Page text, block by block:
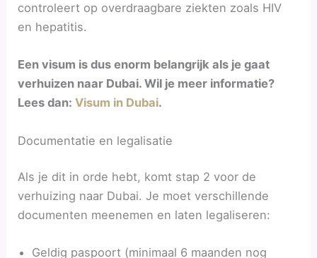
controleert op overdraagbare ziekten zoals HIV
en hepatitis.
Een visum is dus enorm belangrijk als je gaat
verhuizen naar Dubai. Wil je meer informatie?
Lees dan:Visum in Dubai.
Documentatie en legalisatie
Als je dit in orde hebt, komt stap 2 voor de
verhuizing naar Dubai. Je moet verschillende
documenten meenemen en laten legaliseren:
Geldig paspoort (minimaal 6 maanden nog